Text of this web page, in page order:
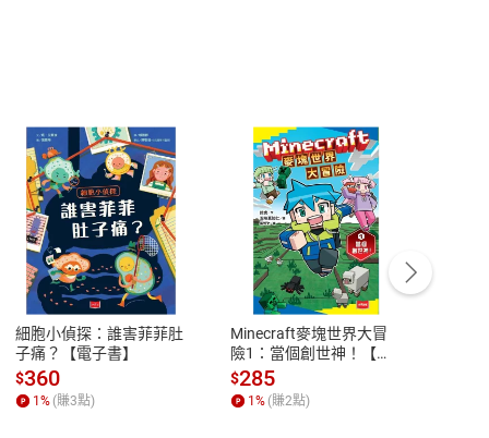
期
解
性
參
客服資訊
服務時間：週一到週五 10:00-12:00、
13:00-17:00 (國定假日及例假日休息)
客服電話：0080-1857077
細胞小偵探：誰害菲菲肚
子痛？【電子書】
$360
1% (賺3點)
Minecraft麥塊世界大冒
險1：當個創世神！【電
子書】
$285
1% (賺2點)